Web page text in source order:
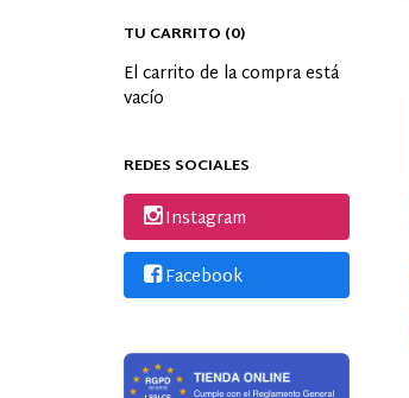
TU CARRITO (0)
El carrito de la compra está
vacío
REDES SOCIALES
Instagram
Facebook